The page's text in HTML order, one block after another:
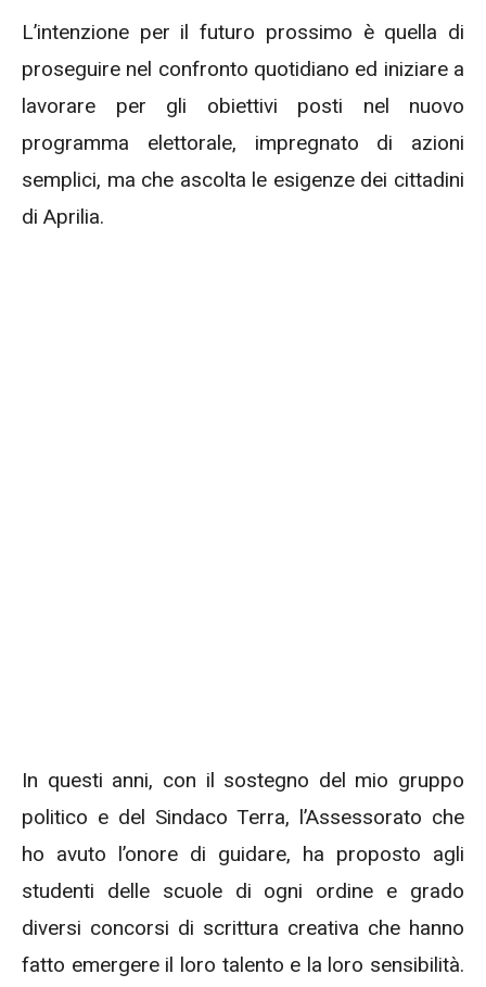
L’intenzione per il futuro prossimo è quella di
proseguire nel confronto quotidiano ed iniziare a
lavorare per gli obiettivi posti nel nuovo
programma elettorale, impregnato di azioni
semplici, ma che ascolta le esigenze dei cittadini
di Aprilia.
In questi anni, con il sostegno del mio gruppo
politico e del Sindaco Terra, l’Assessorato che
ho avuto l’onore di guidare, ha proposto agli
studenti delle scuole di ogni ordine e grado
diversi concorsi di scrittura creativa che hanno
fatto emergere il loro talento e la loro sensibilità.